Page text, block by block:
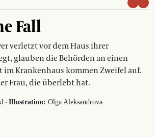
Fall
verletzt vor dem Haus ihrer
glauben die Behörden an einen
im Krankenhaus kommen Zweifel auf.
Frau, die überlebt hat.
· Illustration: Olga Aleksandrova